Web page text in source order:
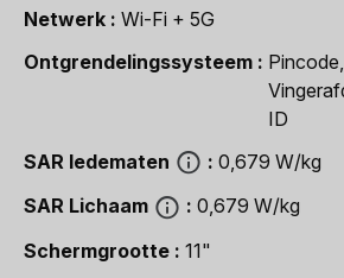
Netwerk
Wi-Fi + 5G
Ontgrendelingssysteem
Pincode,
ID
SAR ledematen
0,679 W/kg
SAR Lichaam
0,679 W/kg
Schermgrootte
11"